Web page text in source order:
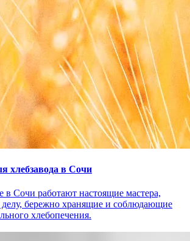
хлебзавода в Сочи
в Сочи работают настоящие мастера,
бережно хранящие и соблюдающие
хлебопечения.